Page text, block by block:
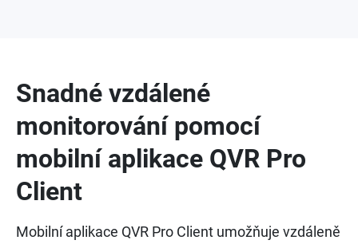
Snadné vzdálené
monitorování pomocí
mobilní aplikace QVR Pro
Client
Mobilní aplikace QVR Pro Client umožňuje vzdáleně